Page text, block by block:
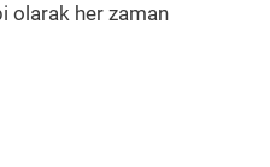
olarak her zaman